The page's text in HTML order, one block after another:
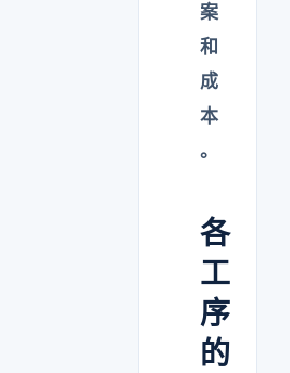
案
和
成
本
。
各
工
序
的